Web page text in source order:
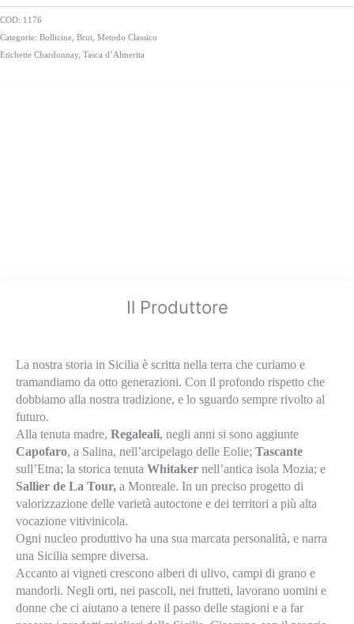
COD: 1176
Categorie: Bollicine Brut Metodo Classico
Etichette Chardonnay Tasca d’Almerita
Il Produttore
La nostra storia in Sicilia è scritta nella terra che curiamo e
tramandiamo da otto generazioni. Con il profondo rispetto che
dobbiamo alla nostra tradizione, e lo sguardo sempre rivolto al
futuro.
Alla tenuta madre, Regaleali, negli anni si sono aggiunte
Capofaro, a Salina, nell’arcipelago delle Eolie; Tascante
sull’Etna; la storica tenuta Whitaker nell’antica isola Mozia; e
Sallier de La Tour, a Monreale. In un preciso progetto di
valorizzazione delle varietà autoctone e dei territori a più alta
vocazione vitivinicola.
Ogni nucleo produttivo ha una sua marcata personalità, e narra
una Sicilia sempre diversa.
Accanto ai vigneti crescono alberi di ulivo, campi di grano e
mandorli. Negli orti, nei pascoli, nei frutteti, lavorano uomini e
donne che ci aiutano a tenere il passo delle stagioni e a far